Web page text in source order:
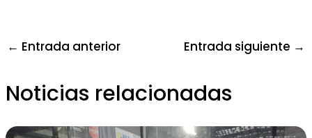
← Entrada anterior Entrada siguiente →
Noticias relacionadas